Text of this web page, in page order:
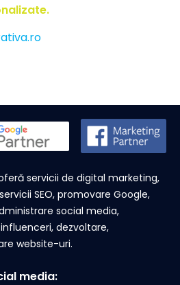
servicii de digital marketing,
SEO, promovare Google,
social media,
dezvoltare,
website-uri.
media: